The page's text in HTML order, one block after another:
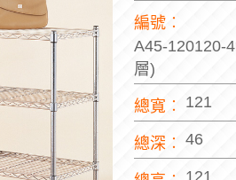
編號︰
A45-120120-
層)
總寬︰ 121
總深︰ 46
121